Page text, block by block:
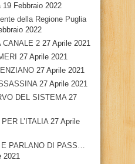
19 Febbraio 2022
della Regione Puglia
2022
CANALE 2 27 Aprile 2021
27 Aprile 2021
27 Aprile 2021
27 Aprile 2021
DEL SISTEMA 27
L’ITALIA 27 Aprile
PARLANO DI PASS…
2021